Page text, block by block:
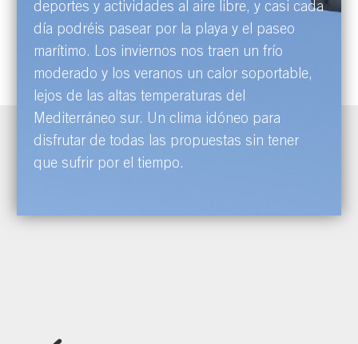
deportes y actividades al aire libre, y casi cada
día podréis pasear por la playa y el paseo
marítimo. Los inviernos nos traen un frío
moderado y los veranos un calor soportable,
lejos de las altas temperaturas del
Mediterráneo sur. Un clima idóneo para
disfrutar de todas las propuestas sin tener
que sufrir por el tiempo.